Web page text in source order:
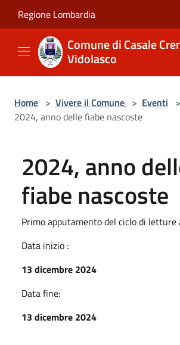
Regione Lombardia
Comune di Casale
Vidolasco
Home > Vivere il Comune > Eventi >
2024, anno delle fiabe nascoste
2024, anno
fiabe nascoste
Primo apputamento del ciclo di letture
Data inizio :
13 dicembre 2024
Data fine:
13 dicembre 2024